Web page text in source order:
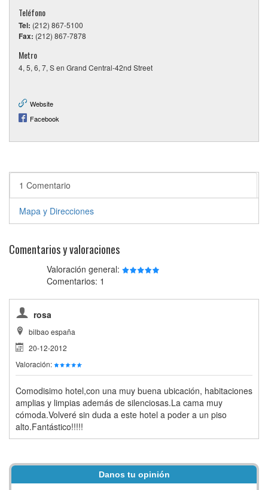
Teléfono
Tel: (212) 867-5100
Fax: (212) 867-7878
Metro
4, 5, 6, 7, S en Grand Central-42nd Street
Website
Facebook
1 Comentario
Mapa y Direcciones
Comentarios y valoraciones
Valoración general:
Comentarios: 1
rosa
bilbao españa
20-12-2012
Valoración:
Comodisimo hotel,con una muy buena ubicación, habitaciones
amplias y limpias además de silenciosas.La cama muy
cómoda.Volveré sin duda a este hotel a poder a un piso
alto.Fantástico!!!!!
Danos tu opinión